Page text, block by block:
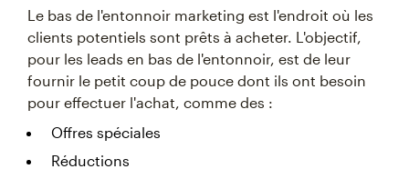
Le bas de l'entonnoir marketing est l'endroit où les
clients potentiels sont prêts à acheter. L'objectif,
pour les leads en bas de l'entonnoir, est de leur
fournir le petit coup de pouce dont ils ont besoin
pour effectuer l'achat, comme des :
Offres spéciales
Réductions